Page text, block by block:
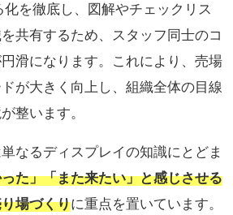
化を徹底し、図解やチェックリス
共有するため、スタッフ同士のコ
滑になります。これにより、売場
が大きく向上し、組織全体の目線
整います。
なるディスプレイの知識にとどま
た」「また来たい」と感じさせる
場づくりに重点を置いています。